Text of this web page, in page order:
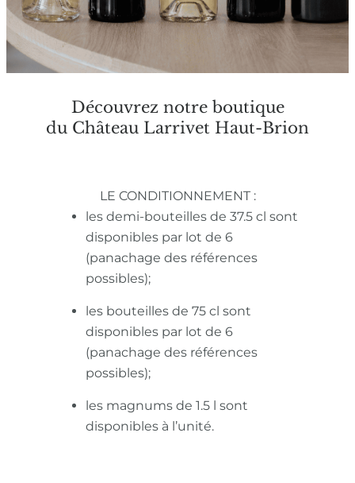
Découvrez notre boutique
du Château Larrivet Haut-Brion
LE CONDITIONNEMENT :
les demi-bouteilles de 37.5 cl sont
disponibles par lot de 6
(panachage des références
possibles);
les bouteilles de 75 cl sont
disponibles par lot de 6
(panachage des références
possibles);
les magnums de 1.5 l sont
disponibles à l’unité.